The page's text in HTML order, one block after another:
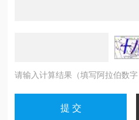
请输入计算结果（填写阿拉伯数